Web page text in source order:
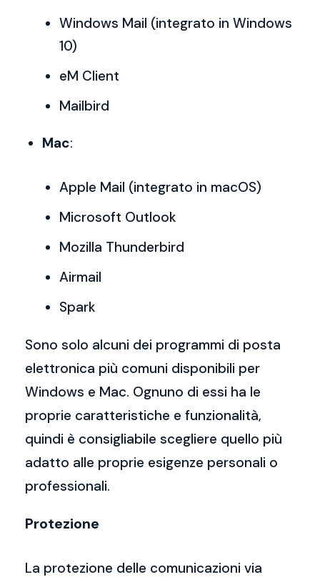
Windows Mail (integrato in Windows
10)
eM Client
Mailbird
Mac:
Apple Mail (integrato in macOS)
Microsoft Outlook
Mozilla Thunderbird
Airmail
Spark
Sono solo alcuni dei programmi di posta
elettronica più comuni disponibili per
Windows e Mac. Ognuno di essi ha le
proprie caratteristiche e funzionalità,
quindi è consigliabile scegliere quello più
adatto alle proprie esigenze personali o
professionali.
Protezione
La protezione delle comunicazioni via